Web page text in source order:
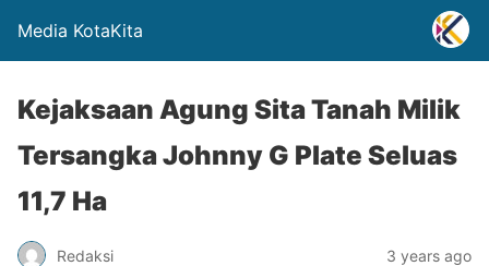
Media KotaKita
Kejaksaan Agung Sita Tanah Milik
Tersangka Johnny G Plate Seluas
11,7 Ha
Redaksi 3 years ago